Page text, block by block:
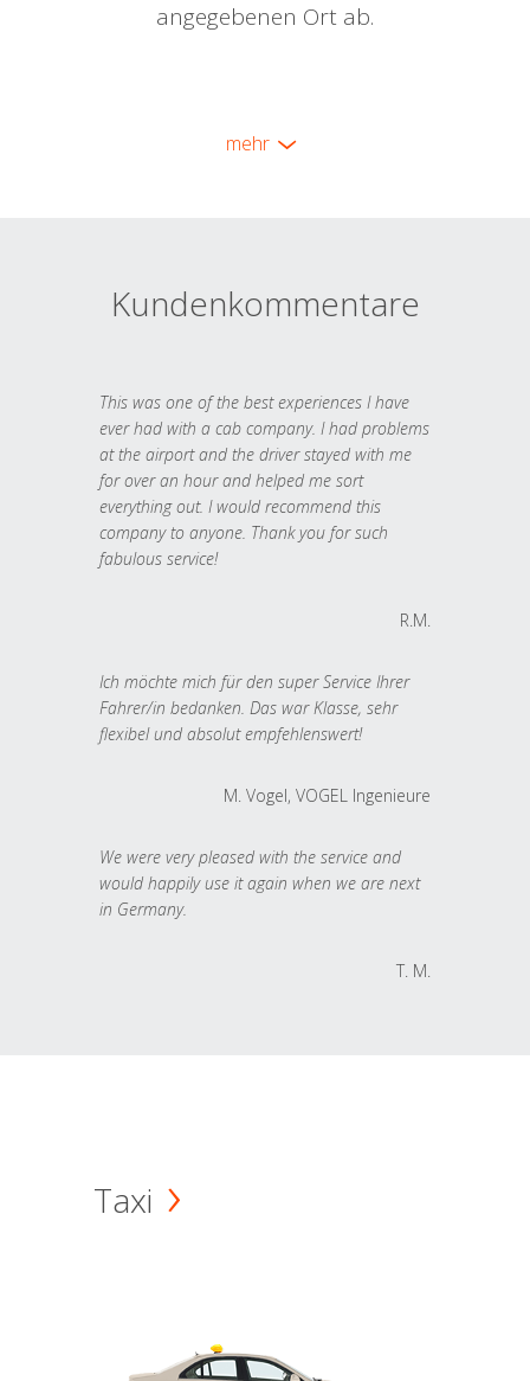
angegebenen Ort ab.
mehr
Kundenkommentare
This was one of the best experiences I have
ever had with a cab company. I had problems
at the airport and the driver stayed with me
for over an hour and helped me sort
everything out. I would recommend this
company to anyone. Thank you for such
fabulous service!
R.M.
Ich möchte mich für den super Service Ihrer
Fahrer/in bedanken. Das war Klasse, sehr
flexibel und absolut empfehlenswert!
M. Vogel, VOGEL Ingenieure
We were very pleased with the service and
would happily use it again when we are next
in Germany.
T. M.
Taxi